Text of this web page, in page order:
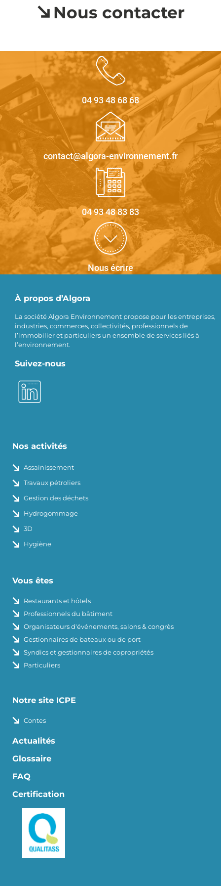
Nous contacter
04 93 48 68 68
contact@algora-environnement.fr
04 93 48 83 83
Nous écrire
À propos d’Algora
La société Algora Environnement propose pour les entreprises,
industries, commerces, collectivités, professionnels de
l’immobilier et particuliers un ensemble de services liés à
l’environnement.
Suivez-nous
Nos activités
Assainissement
Travaux pétroliers
Gestion des déchets
Hydrogommage
3D
Hygiène
Vous êtes
Restaurants et hôtels
Professionnels du bâtiment
Organisateurs d'événements, salons & congrès
Gestionnaires de bateaux ou de port
Syndics et gestionnaires de copropriétés
Particuliers
Notre site ICPE
Contes
Actualités
Glossaire
FAQ
Certification